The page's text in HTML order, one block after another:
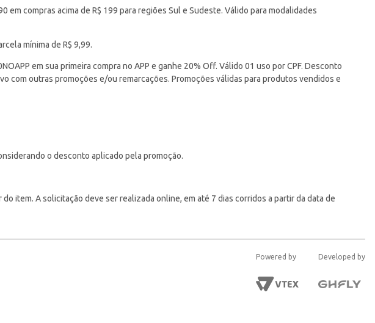
em compras acima de R$ 199 para regiões Sul e Sudeste. Válido para modalidades
mínima de R$ 9,99.
em sua primeira compra no APP e ganhe 20% Off. Válido 01 uso por CPF. Desconto
com outras promoções e/ou remarcações. Promoções válidas para produtos vendidos e
o desconto aplicado pela promoção.
item. A solicitação deve ser realizada online, em até 7 dias corridos a partir da data de
Powered by Developed by